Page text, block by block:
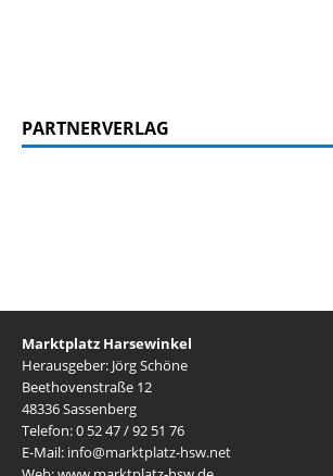
PARTNERVERLAG
Marktplatz Harsewinkel
Herausgeber: Jörg Schöne
Beethovenstraße 12
48336 Sassenberg
Telefon: 0 52 47 / 92 51 76
E-Mail: info@marktplatz-hsw.net